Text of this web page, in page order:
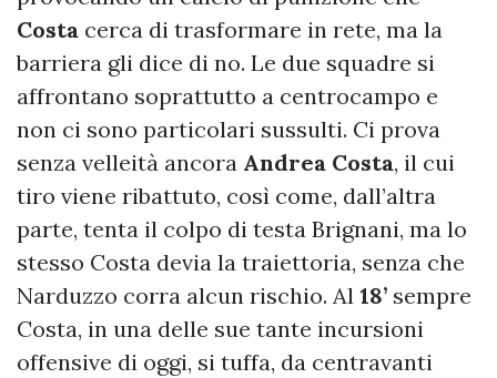
Costa cerca di trasformare in rete, ma la
barriera gli dice di no. Le due squadre si
affrontano soprattutto a centrocampo e
non ci sono particolari sussulti. Ci prova
senza velleità ancora Andrea Costa, il cui
tiro viene ribattuto, così come, dall’altra
parte, tenta il colpo di testa Brignani, ma lo
stesso Costa devia la traiettoria, senza che
Narduzzo corra alcun rischio. Al 18’ sempre
Costa, in una delle sue tante incursioni
offensive di oggi, si tuffa, da centravanti